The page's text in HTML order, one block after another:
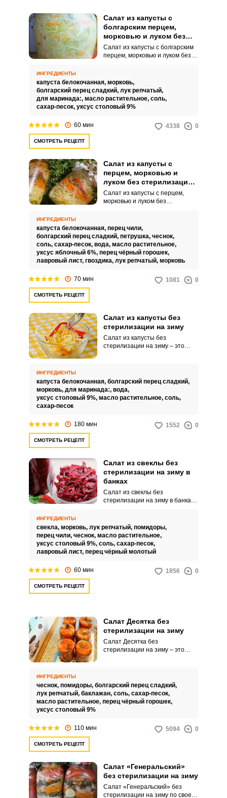
Салат из капусты с
болгарским перцем,
морковью и луком без
стерилизации на зиму
Салат из капусты с болгарским
перцем, морковью и луком без
аромата. Он нежный, не
слишком острый, с балансом
соли и сладости, насыщенный
удивительными вкусами и
ИНГРЕДИЕНТЫ
капуста белокочанная, морковь,
болгарский перец сладкий, лук репчатый,
для маринада:, масло растительное, соль,
сахар-песок, уксус столовый 9%
60 мин 4338 0
СМОТРЕТЬ РЕЦЕПТ
Салат из капусты с
перцем, морковью и
луком без стерилизации
на зиму в банках
Салат из капусты с перцем,
морковью и луком без
сохранить урожай летних
овощей на зиму, вместе с
витаминами и полезными
веществами, которые в них
содержатся. Такой салат
самостоятельная закуска, так и
в качестве гарнира к мясным или
ИНГРЕДИЕНТЫ
капуста белокочанная, перец чили,
болгарский перец сладкий, петрушка, чеснок,
соль, сахар-песок, вода, масло растительное,
уксус яблочный 6%, перец чёрный горошек,
лавровый лист, гвоздика, лук репчатый, морковь
70 мин 1081 0
СМОТРЕТЬ РЕЦЕПТ
Салат из капусты без
стерилизации на зиму
Салат из капусты без
стерилизации на зиму – это
стола. Вкусная овощная
заготовка прекрасно дополнит
горячие основные блюда или
холодные мясные закуски.
ИНГРЕДИЕНТЫ
капуста белокочанная, болгарский перец сладкий,
морковь, для маринада:, вода,
уксус столовый 9%, масло растительное, соль,
сахар-песок
180 мин 1552 0
СМОТРЕТЬ РЕЦЕПТ
Салат из свеклы без
стерилизации на зиму в
банках
Салат из свеклы без
стерилизации на зиму в банках
с тонкой кислой ноткой. Этот
салат можно использовать как
заправку для борща, подавать к
кашам, картофелю, мясу и
ИНГРЕДИЕНТЫ
свекла, морковь, лук репчатый, помидоры,
перец чили, чеснок, масло растительное,
уксус столовый 9%, соль, сахар-песок,
лавровый лист, перец чёрный молотый
60 мин 1856 0
СМОТРЕТЬ РЕЦЕПТ
Салат Десятка без
стерилизации на зиму
Салат Десятка без
стерилизации на зиму – это
десяти разнообразных овощей.
С помощью указаний и ценных
советов вы легко сможете
приготовить такое блюдо.
ИНГРЕДИЕНТЫ
чеснок, помидоры, болгарский перец сладкий,
лук репчатый, баклажан, соль, сахар-песок,
масло растительное, перец чёрный горошек,
уксус столовый 9%
110 мин 5094 0
СМОТРЕТЬ РЕЦЕПТ
Салат «Генеральский»
без стерилизации на зиму
Салат «Генеральский» без
стерилизации на зиму по своей
ВХОД НА САЙТ РЕГИСТРАЦИЯ
с помощью социальных сетей:
или